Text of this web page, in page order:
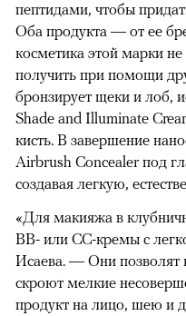
пептидами, чтобы
Оба продукта — от ее
косметика этой марки
получить при помощи
бронзирует щеки и лоб,
Shade and Illuminate
кисть. В завершение
Airbrush Concealer под
создавая легкую,
«Для макияжа в
ВВ- или СС-кремы с
Исаева. — Они
скроют мелкие
продукт на лицо, шею и